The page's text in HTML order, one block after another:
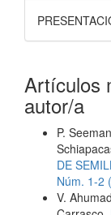
Artículos
autor/a
P.
DE
Núm. 1-2
V.